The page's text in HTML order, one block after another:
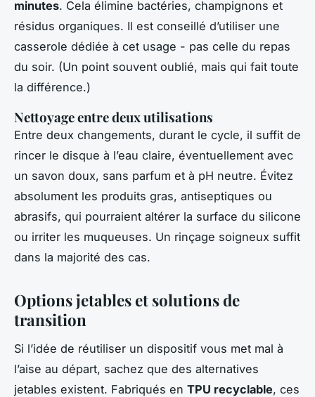
minutes. Cela élimine bactéries, champignons et
résidus organiques. Il est conseillé d’utiliser une
casserole dédiée à cet usage - pas celle du repas
du soir. (Un point souvent oublié, mais qui fait toute
la différence.)
Nettoyage entre deux utilisations
Entre deux changements, durant le cycle, il suffit de
rincer le disque à l’eau claire, éventuellement avec
un savon doux, sans parfum et à pH neutre. Évitez
absolument les produits gras, antiseptiques ou
abrasifs, qui pourraient altérer la surface du silicone
ou irriter les muqueuses. Un rinçage soigneux suffit
dans la majorité des cas.
Options jetables et solutions de
transition
Si l’idée de réutiliser un dispositif vous met mal à
l’aise au départ, sachez que des alternatives
jetables existent. Fabriqués en TPU recyclable, ces